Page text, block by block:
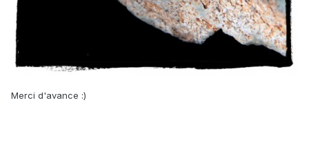
Merci d'avance :)